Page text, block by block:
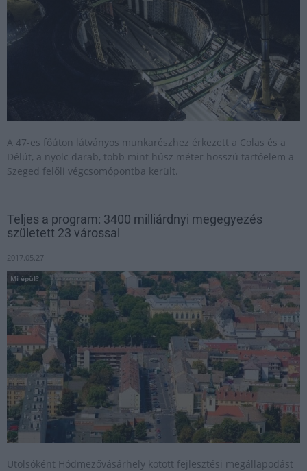
A 47-es főúton látványos munkarészhez érkezett a Colas és a
Délút, a nyolc darab, több mint húsz méter hosszú tartóelem a
Szeged felőli végcsomópontba került.
Teljes a program: 3400 milliárdnyi megegyezés
született 23 várossal
2017.05.27
Mi épül?
Utolsóként Hódmezővásárhely kötött fejlesztési megállapodást